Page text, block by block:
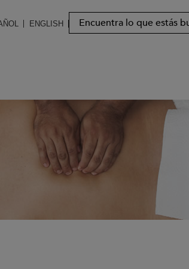
ENGLISH
Pesquisar